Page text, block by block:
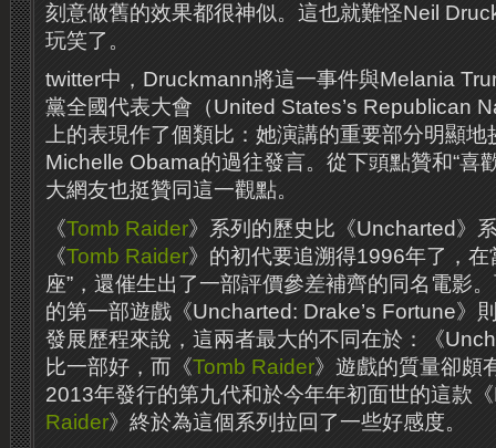
刻意做舊的效果都很神似。這也就難怪Neil
玩笑了。
twitter中，Druckmann將這一事件與Melania
黨全國代表大會（United States’s Republican
上的表現作了個類比：她演講的重要部分明顯
Michelle Obama的過往發言。從下頭點贊和“喜
大網友也挺贊同這一觀點。
《Tomb Raider》系列的歷史比《Uncharted》
《Tomb Raider》的初代要追溯得1996年了，在
座”，還催生出了一部評價參差補齊的同名電影
的第一部遊戲《Uncharted: Drake’s Fortune》
發展歷程來說，這兩者最大的不同在於：《
比一部好，而《Tomb Raider》遊戲的質量卻頗
2013年發行的第九代和於今年年初面世的這款
Raider》終於為這個系列拉回了一些好感度。